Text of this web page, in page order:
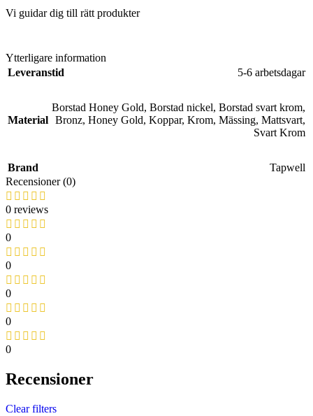
Vi guidar dig till rätt produkter
Ytterligare information
Leveranstid
5-6 arbetsdagar
Material
Borstad Honey Gold, Borstad nickel, Borstad svart krom,
Bronz, Honey Gold, Koppar, Krom, Mässing, Mattsvart,
Svart Krom
Brand
Tapwell
Recensioner (0)
0 reviews
0
0
0
0
0
Recensioner
Clear filters